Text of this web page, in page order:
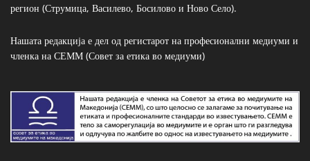
регион (Струмица, Василево, Босилово и Ново Село).
Нашата редакција е дел од регистарот на професионални медиуми и
членка на СЕММ (Совет за етика во медиуми)